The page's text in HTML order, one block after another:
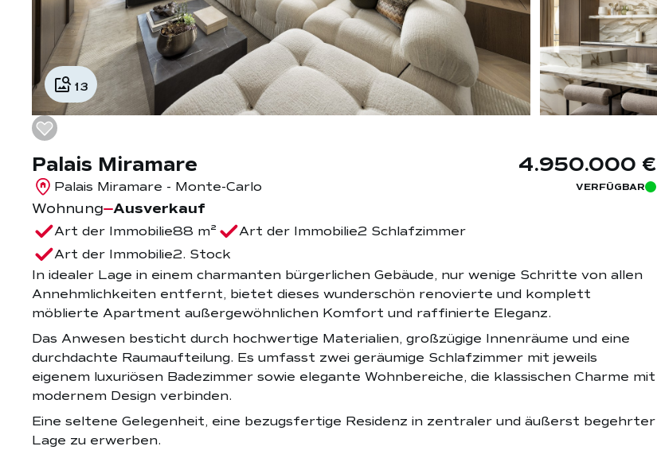
13
Palais Miramare 4.950.000 €
Palais Miramare - Monte-Carlo VERFÜGBAR
Wohnung Ausverkauf
Art der Immobilie88 m² Art der Immobilie2 Schlafzimmer
Art der Immobilie2. Stock
In idealer Lage in einem charmanten bürgerlichen Gebäude, nur wenige Schritte von allen
Annehmlichkeiten entfernt, bietet dieses wunderschön renovierte und komplett
möblierte Apartment außergewöhnlichen Komfort und raffinierte Eleganz.
Das Anwesen besticht durch hochwertige Materialien, großzügige Innenräume und eine
durchdachte Raumaufteilung. Es umfasst zwei geräumige Schlafzimmer mit jeweils
eigenem luxuriösen Badezimmer sowie elegante Wohnbereiche, die klassischen Charme mit
modernem Design verbinden.
Eine seltene Gelegenheit, eine bezugsfertige Residenz in zentraler und äußerst begehrter
Lage zu erwerben.